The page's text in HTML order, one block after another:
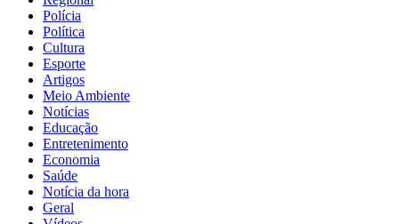
Polícia
Política
Cultura
Esporte
Artigos
Meio Ambiente
Notícias
Educação
Entretenimento
Economia
Saúde
Notícia da hora
Geral